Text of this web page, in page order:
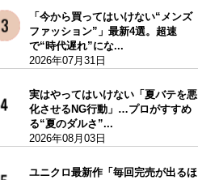
「今から買ってはいけない“メンズ
ファッション”」最新4選。超速
で“時代遅れ”にな...
2026年07月31日
実はやってはいけない「夏バテを悪
化させるNG行動」…プロがすすめ
る“夏のダルさ”...
2026年08月03日
ユニクロ最新作「毎回完売が出るほ